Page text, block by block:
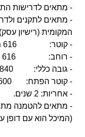
- מתאים לדרישות
- מתאים לתקנים
המקומית (רישיון עסק)
- קוטר: 616 מ"מ
- רוחב: 616 מ"מ
- גובה כללי: 840 מ"מ (כולל המכסה).
- קוטר הפתח: 600 מ"מ
- אחריות: 2 שנים.
- מתאים להטמנה
(המיכל הוא עם דופן